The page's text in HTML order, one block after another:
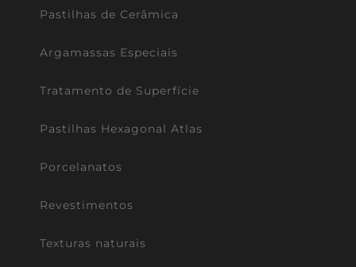
Pastilhas de Cerâmica
Argamassas Especiais
Tratamento de Superfície
Pastilhas Hexagonal Atlas
Porcelanatos
Revestimentos
Texturas naturais